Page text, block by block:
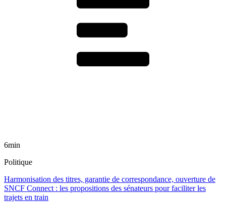
6min
Politique
Harmonisation des titres, garantie de correspondance, ouverture de
SNCF Connect : les propositions des sénateurs pour faciliter les
trajets en train